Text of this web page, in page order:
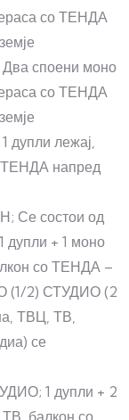
со ТЕНДА
споени моно
со ТЕНДА
лежај,
ТЕНДА напред
Се состои од
+ 1 моно
со ТЕНДА –
(1/2) СТУДИО (2
ТВЦ, ТВ,
се
1 дупли + 2
балкон со